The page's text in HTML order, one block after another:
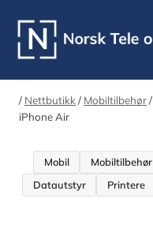
content
/ Nettbutikk/ Mobiltilbehør/
iPhone Air
Mobil Mobiltilbehør
Datautstyr
Printere